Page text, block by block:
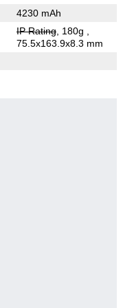
4230 mAh
IP Rating, 180g
75.5x163.9x8.3 mm